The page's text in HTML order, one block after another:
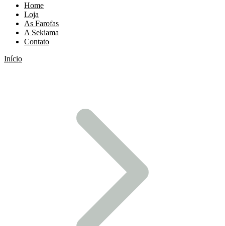
Home
Loja
As Farofas
A Sekiama
Contato
Início